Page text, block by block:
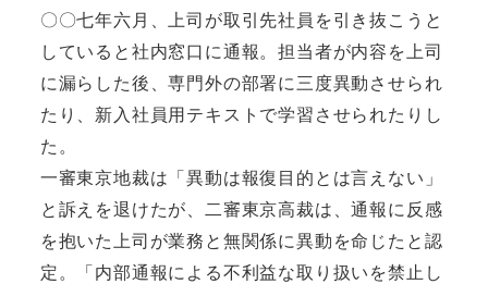
〇〇七年六月、上司が取引先社員を引き抜こうと
していると社内窓口に通報。担当者が内容を上司
に漏らした後、専門外の部署に三度異動させられ
たり、新入社員用テキストで学習させられたりし
た。
一審東京地裁は「異動は報復目的とは言えない」
と訴えを退けたが、二審東京高裁は、通報に反感
を抱いた上司が業務と無関係に異動を命じたと認
定。「内部通報による不利益な取り扱いを禁止し